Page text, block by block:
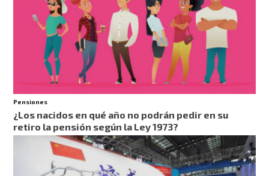
Pensiones
¿Los nacidos en qué año no podrán pedir en su
retiro la pensión según la Ley 1973?